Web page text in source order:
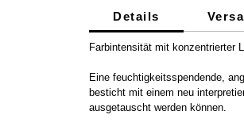
Details
Farbintensität mit konzentrierter
Eine feuchtigkeitsspendende,
besticht mit einem neu
ausgetauscht werden können.